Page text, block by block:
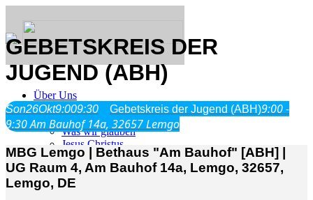
Über Uns
Was wir glauben
Jesus Christus
Geschichte
Neu hier
GEBETSKREIS DER
JUGEND (ABH)
Son26Okt9:009:30 Gebetskreis der Jugend (ABH)9:00 -
9:30Am Bauhof 14a, 32657 Lemgo
MBG Lemgo | Bethaus "Am Bauhof" [ABH] |
UG Raum 4, Am Bauhof 14a, Lemgo, 32657,
Lemgo, DE